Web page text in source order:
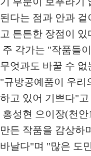
된다는 점과 안과
고 튼튼한 장점이 있
주 각가는 "작품들
무엇과도 바꿀 수
"규방공예품이 우리
하고 있어 기쁘다"고
홍성현 으이장(천
만든 작품을 감상하
바날다"며 "많은 도